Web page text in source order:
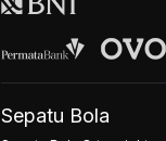
Sepatu Bola